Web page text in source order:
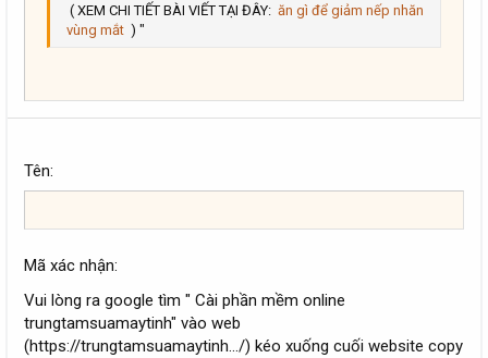
( XEM CHI TIẾT BÀI VIẾT TẠI ĐÂY: ăn gì để giảm nếp nhăn
vùng mắt ) "
Tên
Mã xác nhận
Vui lòng ra google tìm " Cài phần mềm online
trungtamsuamaytinh" vào web
(https://trungtamsuamaytinh.../) kéo xuống cuối website copy